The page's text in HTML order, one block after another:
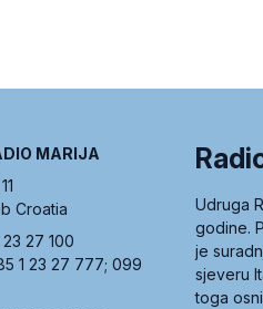
MARIJA
Croatia
27 100
1 23 27 777; 099
Udruga
godine.
je
sjeveru
toga